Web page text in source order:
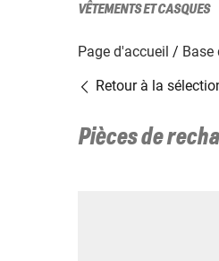
VÊTEMENTS ET CASQUES
Page d'accueil Base
Retour à la
Pièces de